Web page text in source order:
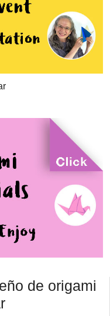
de origami